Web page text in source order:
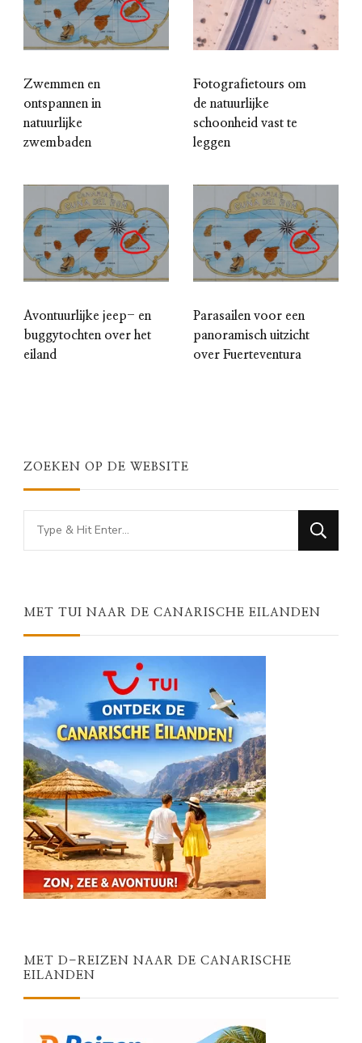
Zwemmen en
ontspannen in
natuurlijke
zwembaden
Fotografietours om
de natuurlijke
schoonheid vast te
leggen
Avontuurlijke jeep- en
buggytochten over het
eiland
Parasailen voor een
panoramisch uitzicht
over Fuerteventura
ZOEKEN OP DE WEBSITE
Looking
for
MET TUI NAAR DE CANARISCHE EILANDEN
MET D-REIZEN NAAR DE CANARISCHE
EILANDEN